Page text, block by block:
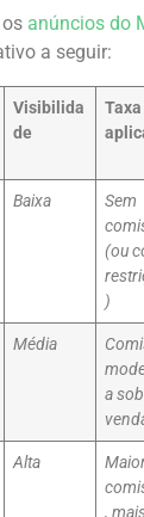
anúncios do
a seguir:
Visibilida
de
Taxa
Baixa
Sem
(ou
)
Média
a
Alta
,